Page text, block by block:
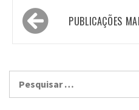
Navegação
por PUBLICAÇÕES